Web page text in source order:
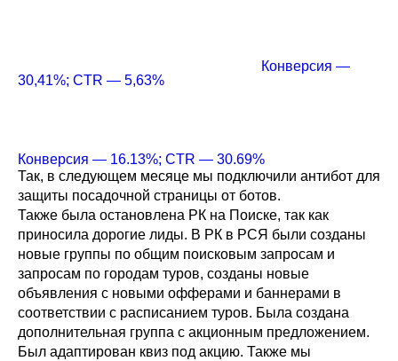
Конверсия —
30,41%; CTR — 5,63%
Конверсия — 16.13%; CTR — 30.69%
Так, в следующем месяце мы подключили антибот для
защиты посадочной страницы от ботов.
Также была остановлена РК на Поиске, так как
приносила дорогие лиды. В РК в РСЯ были созданы
новые группы по общим поисковым запросам и
запросам по городам туров, созданы новые
объявления с новыми офферами и баннерами в
соответствии с расписанием туров. Была создана
дополнительная группа с акционным предложением.
Был адаптирован квиз под акцию. Также мы